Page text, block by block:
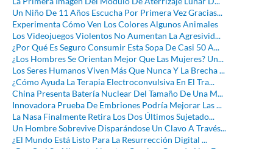
Un Niño De 11 Años Escucha Por Primera Vez Gracias...
Experimenta Cómo Ven Los Colores Algunos Animales
Los Videojuegos Violentos No Aumentan La Agresivid...
¿Por Qué Es Seguro Consumir Esta Sopa De Casi 50 A...
¿Los Hombres Se Orientan Mejor Que Las Mujeres? Un...
Los Seres Humanos Viven Más Que Nunca Y La Brecha ...
¿Cómo Ayuda La Terapia Electroconvulsiva En El Tra...
China Presenta Batería Nuclear Del Tamaño De Una M...
Innovadora Prueba De Embriones Podría Mejorar Las ...
La Nasa Finalmente Retira Los Dos Últimos Sujetado...
Un Hombre Sobrevive Disparándose Un Clavo A Través...
¿El Mundo Está Listo Para La Resurrección Digital ...